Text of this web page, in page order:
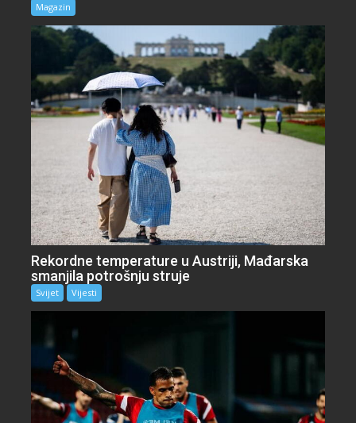
Magazin
Rekordne temperature u Austriji, Mađarska
smanjila potrošnju struje
Svijet Vijesti